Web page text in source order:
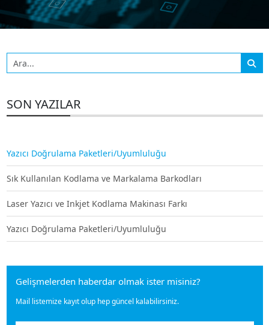
SON YAZILAR
Yazıcı Doğrulama Paketleri/Uyumluluğu
Sık Kullanılan Kodlama ve Markalama Barkodları
Laser Yazıcı ve Inkjet Kodlama Makinası Farkı
Yazıcı Doğrulama Paketleri/Uyumluluğu
Gelişmelerden haberdar olmak ister misiniz?
Mail listemize kayıt olup hep güncel kalabilirsiniz.